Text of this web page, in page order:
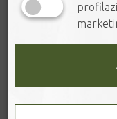
🌞 SUMMER TEA
🔔 SCONTI